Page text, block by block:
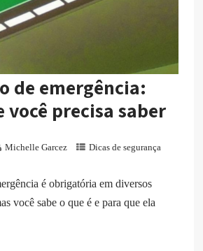
de emergência:
você precisa saber
Michelle Garcez
Dicas de segurança
é obrigatória em diversos
você sabe o que é e para que ela